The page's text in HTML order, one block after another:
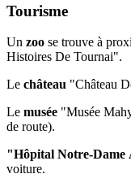
Tourisme
Un zoo se trouve à
Histoires De Tournai".
Le château "Château
Le musée "Musée
de route).
"Hôpital Notre-Dame
voiture.